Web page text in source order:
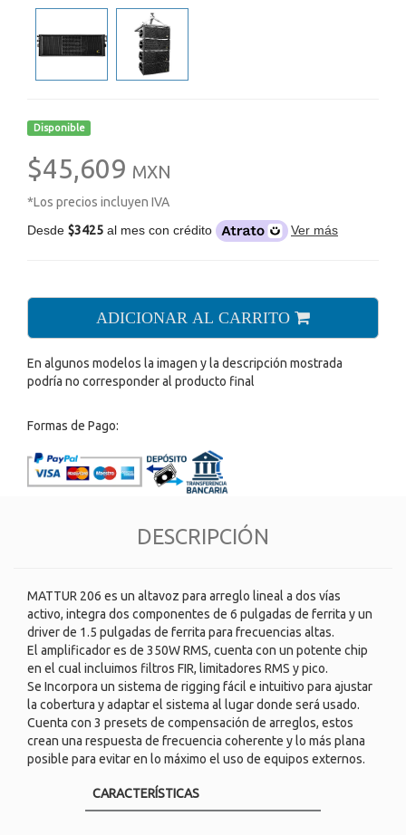
Disponible
$45,609 MXN
*Los precios incluyen IVA
Desde $3425 al mes con crédito Ver más
ADICIONAR AL CARRITO
En algunos modelos la imagen y la descripción mostrada
podría no corresponder al producto final
Formas de Pago:
DESCRIPCIÓN
MATTUR 206 es un altavoz para arreglo lineal a dos vías
activo, integra dos componentes de 6 pulgadas de ferrita y un
driver de 1.5 pulgadas de ferrita para frecuencias altas.
El amplificador es de 350W RMS, cuenta con un potente chip
en el cual incluimos filtros FIR, limitadores RMS y pico.
Se Incorpora un sistema de rigging fácil e intuitivo para ajustar
la cobertura y adaptar el sistema al lugar donde será usado.
Cuenta con 3 presets de compensación de arreglos, estos
crean una respuesta de frecuencia coherente y lo más plana
posible para evitar en lo máximo el uso de equipos externos.
CARACTERÍSTICAS